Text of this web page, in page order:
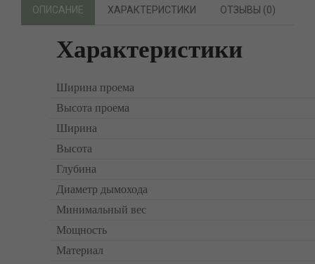
ОПИСАНИЕ ХАРАКТЕРИСТИКИ ОТЗЫВЫ (0)
Характеристики
Ширина проема
Высота проема
Ширина
Высота
Глубина
Диаметр дымохода
Минимальный вес
Мощность
Материал